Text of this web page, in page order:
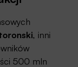
, inni
500 mln